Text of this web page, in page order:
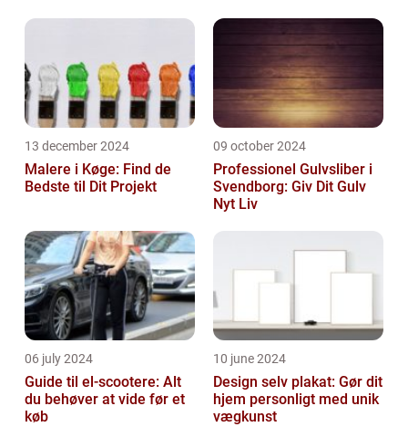
13 december 2024
Malere i Køge: Find de
Bedste til Dit Projekt
09 october 2024
Professionel Gulvsliber i
Svendborg: Giv Dit Gulv
Nyt Liv
06 july 2024
Guide til el-scootere: Alt
du behøver at vide før et
køb
10 june 2024
Design selv plakat: Gør dit
hjem personligt med unik
vægkunst